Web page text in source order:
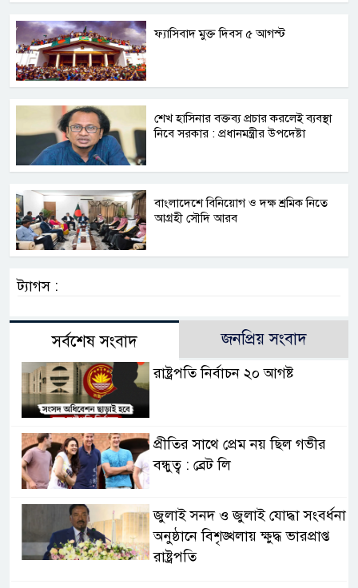
ফ্যাসিবাদ মুক্ত দিবস ৫ আগস্ট
শেখ হাসিনার বক্তব্য প্রচার করলেই ব্যবস্থা
নিবে সরকার : প্রধানমন্ত্রীর উপদেষ্টা
বাংলাদেশে বিনিয়োগ ও দক্ষ শ্রমিক নিতে
আগ্রহী সৌদি আরব
ট্যাগস :
সর্বশেষ সংবাদ জনপ্রিয় সংবাদ
রাষ্ট্রপতি নির্বাচন ২০ আগষ্ট
প্রীতির সাথে প্রেম নয় ছিল গভীর
বন্ধুত্ব : ব্রেট লি
জুলাই সনদ ও জুলাই যোদ্ধা সংবর্ধনা
অনুষ্ঠানে বিশৃঙ্খলায় ক্ষুদ্ধ ভারপ্রাপ্ত
রাষ্ট্রপতি